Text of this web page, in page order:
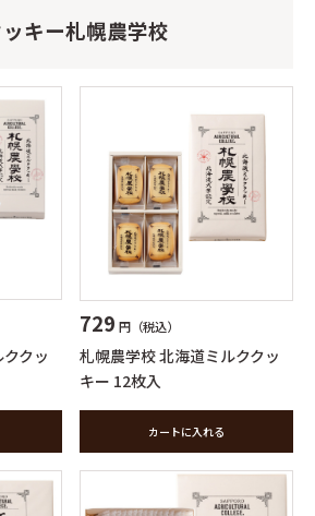
キー札幌農学校
クッ
729 円（税込）
札幌農学校 北海道ミルククッ
キー 12枚入
カートに入れる